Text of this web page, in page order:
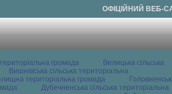
ОФІЦІЙНИЙ ВЕБ-
громада
Велицька сільська
Вишнівська сільська територіальна
територіальна громада
Дубечненська сільська територіальна